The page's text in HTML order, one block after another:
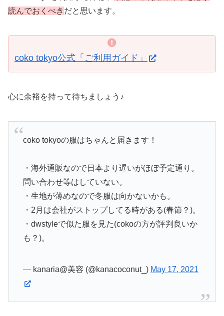
読んでおくべき だと思います。
coko tokyo公式「ご利用ガイド」
心に余裕を持って待ちましょう♪
coko tokyoの服はちゃんと届きます！
・海外通販なので日本より遅いがほぼ予定通り。
問い合わせ等はしていない。
・生地が薄めなので冬服は向かないかも。
・2月は会社がストップしてる時がある(春節？)。
・dwstyleで似た服を見た(cokoの方が評判良いか
も？)。
— kanaria@美容 (@kanacoconut_) May 17, 2021